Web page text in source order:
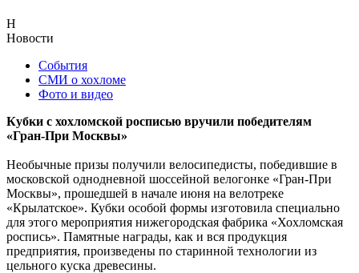
Н
Новости
События
СМИ о хохломе
Фото и видео
Кубки с хохломской росписью вручили победителям
«Гран-При Москвы»
Необычные призы получили велосипедисты, победившие в
московской однодневной шоссейной велогонке «Гран-При
Москвы», прошедшей в начале июня на велотреке
«Крылатское». Кубки особой формы изготовила специально
для этого мероприятия нижегородская фабрика «Хохломская
роспись». Памятные награды, как и вся продукция
предприятия, произведены по старинной технологии из
цельного куска древесины.